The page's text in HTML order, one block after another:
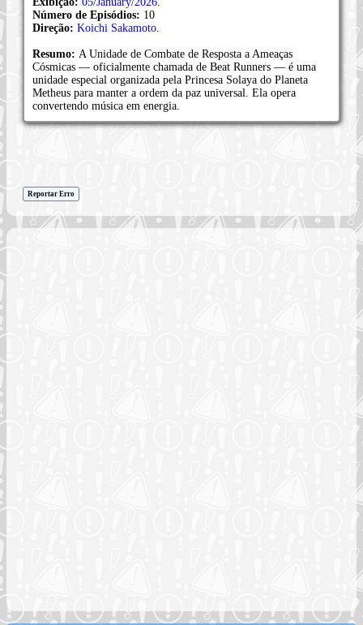
Número de Episódios: 10
Direção: Koichi Sakamoto
Resumo: A Unidade de Combate de Resposta a Ameaças
Cósmicas — oficialmente chamada de Beat Runners — é uma
unidade especial organizada pela Princesa Solaya do Planeta
Metheus para manter a ordem da paz universal. Ela opera
convertendo música em energia.
Reportar Erro